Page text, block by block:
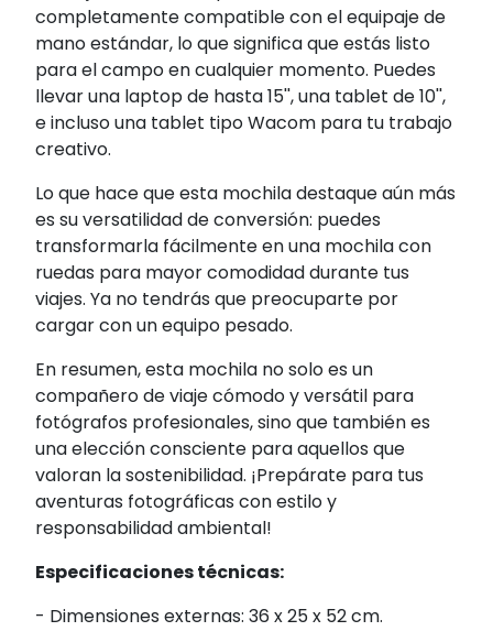
completamente compatible con el equipaje de
mano estándar, lo que significa que estás listo
para el campo en cualquier momento. Puedes
llevar una laptop de hasta 15'', una tablet de 10'',
e incluso una tablet tipo Wacom para tu trabajo
creativo.
Lo que hace que esta mochila destaque aún más
es su versatilidad de conversión: puedes
transformarla fácilmente en una mochila con
ruedas para mayor comodidad durante tus
viajes. Ya no tendrás que preocuparte por
cargar con un equipo pesado.
En resumen, esta mochila no solo es un
compañero de viaje cómodo y versátil para
fotógrafos profesionales, sino que también es
una elección consciente para aquellos que
valoran la sostenibilidad. ¡Prepárate para tus
aventuras fotográficas con estilo y
responsabilidad ambiental!
Especificaciones técnicas:
- Dimensiones externas: 36 x 25 x 52 cm.